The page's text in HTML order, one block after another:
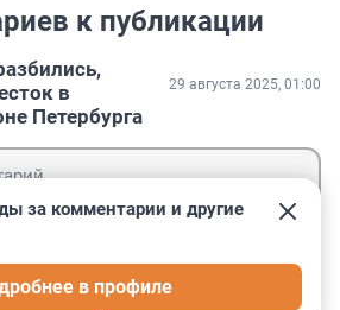
к публикации
в
Петербурга
29 августа 2025, 01:00
за комментарии и другие
в профиле